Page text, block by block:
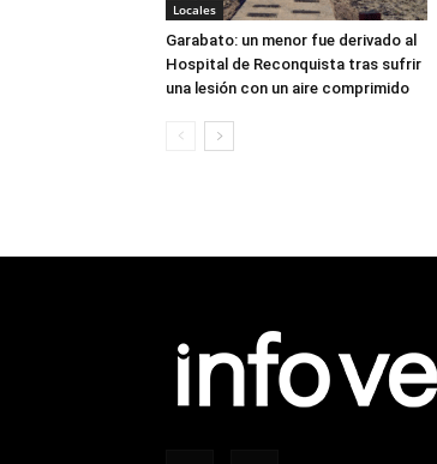
Locales
Garabato: un menor fue derivado al
Hospital de Reconquista tras sufrir
una lesión con un aire comprimido